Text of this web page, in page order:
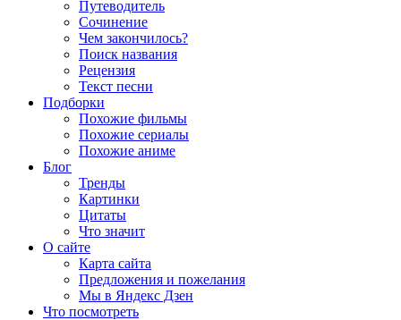
Путеводитель
Сочинение
Чем закончилось?
Поиск названия
Рецензия
Текст песни
Подборки
Похожие фильмы
Похожие сериалы
Похожие аниме
Блог
Тренды
Картинки
Цитаты
Что значит
О сайте
Карта сайта
Предложения и пожелания
Мы в Яндекс Дзен
Что посмотреть